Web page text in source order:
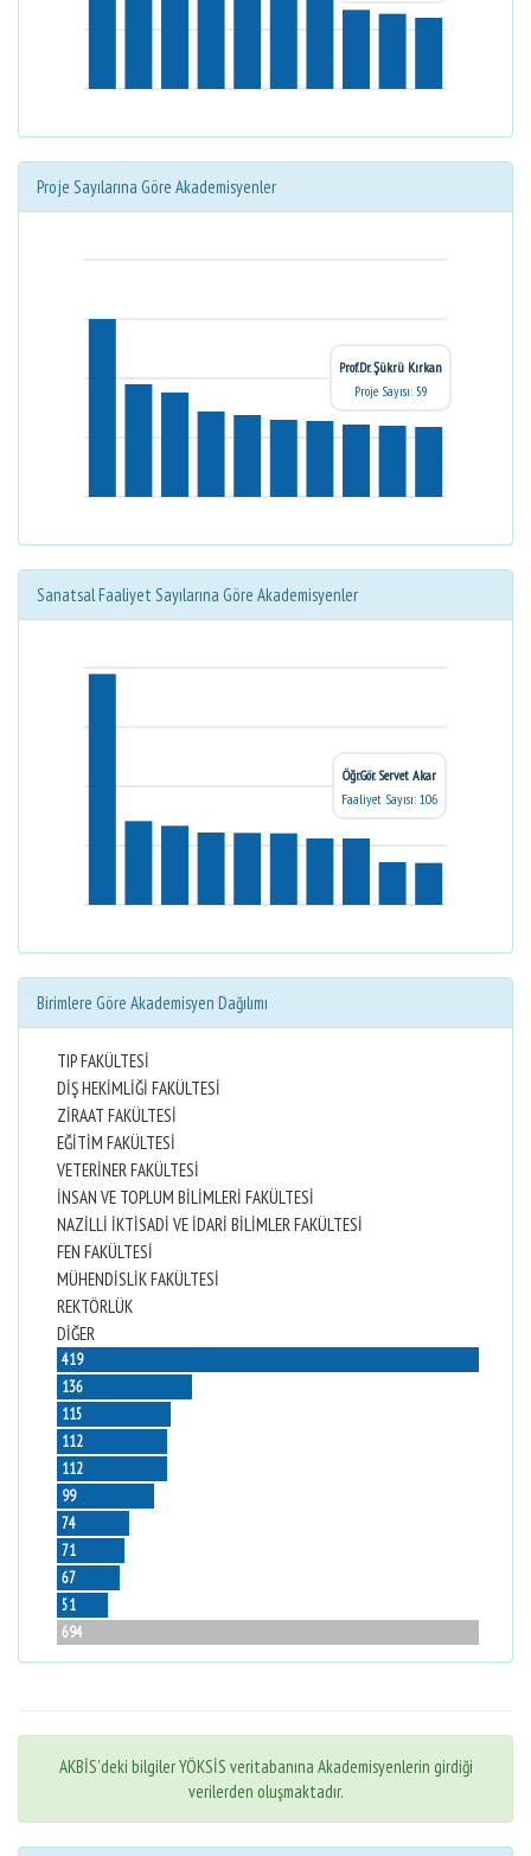
Proje Sayılarına Göre Akademisyenler
Prof.Dr. Şükrü Kırkan
Proje Sayısı: 59
Sanatsal Faaliyet Sayılarına Göre Akademisyenler
Öğr.Gör. Servet Akar
Faaliyet Sayısı: 106
Birimlere Göre Akademisyen Dağılımı
TIP FAKÜLTESİ
DİŞ HEKİMLİĞİ FAKÜLTESİ
ZİRAAT FAKÜLTESİ
EĞİTİM FAKÜLTESİ
VETERİNER FAKÜLTESİ
İNSAN VE TOPLUM BİLİMLERİ FAKÜLTESİ
NAZİLLİ İKTİSADİ VE İDARİ BİLİMLER FAKÜLTESİ
FEN FAKÜLTESİ
MÜHENDİSLİK FAKÜLTESİ
REKTÖRLÜK
DİĞER
419
136
115
112
112
99
74
71
67
51
694
AKBİS'deki bilgiler YÖKSİS veritabanına Akademisyenlerin girdiği
verilerden oluşmaktadır.